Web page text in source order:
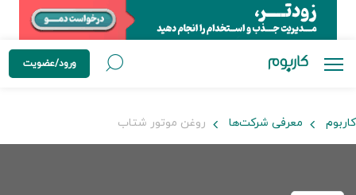
ورود/عضویت
کاربوم معرفی شرکت‌ها روغن موتور شتاب